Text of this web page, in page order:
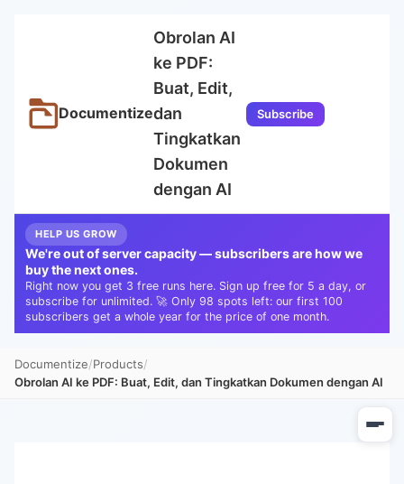
Documentize
Obrolan AI
ke PDF:
Buat, Edit,
dan
Tingkatkan
Dokumen
dengan AI
Subscribe
HELP US GROW
We're out of server capacity — subscribers are how we
buy the next ones.
Right now you get 3 free runs here. Sign up free for 5 a day, or
subscribe for unlimited. 🚀 Only 98 spots left: our first 100
subscribers get a whole year for the price of one month.
Documentize Products
Obrolan AI ke PDF: Buat, Edit, dan Tingkatkan Dokumen dengan AI